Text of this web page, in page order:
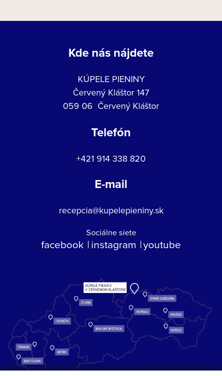
Kde nás nájdete
KÚPELE PIENINY
Červený Kláštor 147
059 06 Červený Kláštor
Telefón
+421 914 338 820
E-mail
recepcia@kupelepieniny.sk
Sociálne siete
facebook instagram youtube